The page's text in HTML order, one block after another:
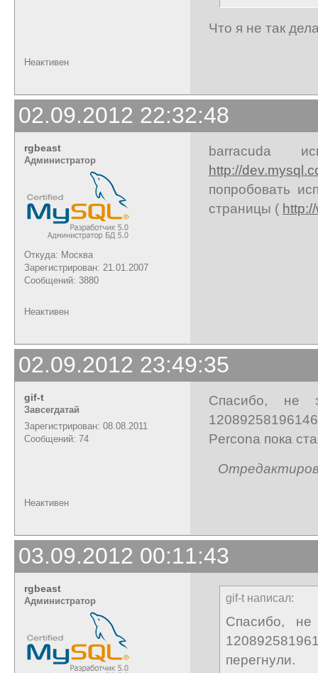
Что я не так
Неактивен
02.09.2012 22:32:48
rgbeast
Администратор
Откуда: Москва
Зарегистрирован: 21.01.2007
Сообщений: 3880
barracuda
http://
попробовать
страницы (
Неактивен
02.09.2012 23:49:35
gif-t
Завсегдатай
Зарегистрирован: 08.08.2011
Сообщений: 74
Спасибо, не
Percona пока
Неактивен
03.09.2012 00:11:43
rgbeast
Администратор gif-t написал:
Спасибо,
перегнули.